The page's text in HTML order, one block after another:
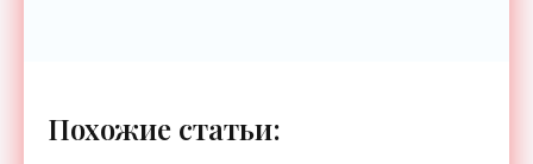
Похожие статьи: